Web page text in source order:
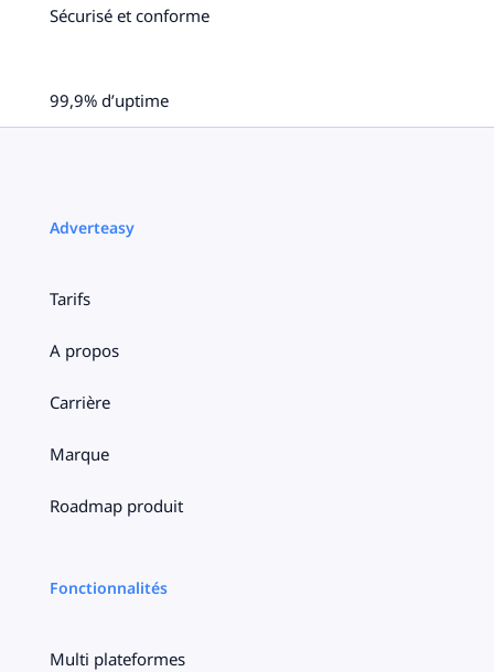
Sécurisé et conforme
99,9% d’uptime
Adverteasy
Tarifs
A propos
Carrière
Marque
Roadmap produit
Fonctionnalités
Multi plateformes